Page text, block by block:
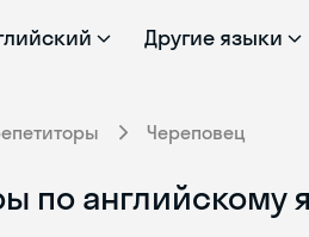
Другие языки
Череповец
по